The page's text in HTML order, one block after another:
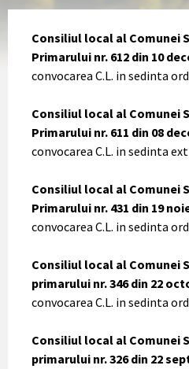
Consiliul local al Comunei
Primarului nr. 612 din 10
convocarea C.L. in sedinta
Consiliul local al Comunei
Primarului nr. 611 din 08
convocarea C.L. in sedinta
Consiliul local al Comunei
Primarului nr. 431 din 19
convocarea C.L. in sedinta
Consiliul local al Comunei
primarului nr. 346 din 22
convocarea C.L. in sedinta
Consiliul local al Comunei
primarului nr. 326 din 22